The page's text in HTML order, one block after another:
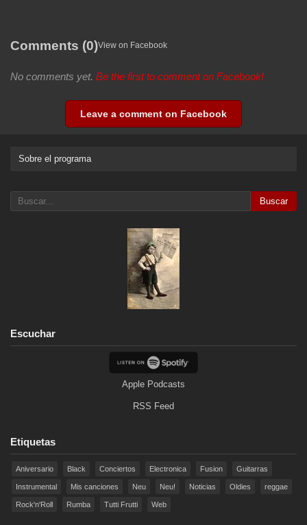
Comments (0)View on Facebook
No comments yet. Be the first to comment on Facebook!
Leave a comment on Facebook
Sobre el programa
Buscar
Escuchar
Apple Podcasts
RSS Feed
Etiquetas
Aniversario Black Conciertos Electronica Fusion Guitarras
Instrumental Mis canciones Neu Neu! Noticias Oldies reggae
Rock'n'Roll Rumba Tutti Frutti Web